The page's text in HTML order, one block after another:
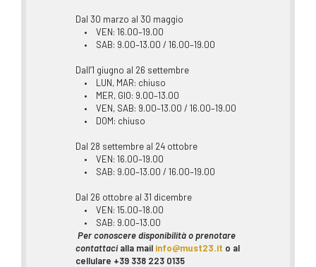
Dal 30 marzo al 30 maggio
• VEN: 16.00–19.00
• SAB: 9.00–13.00 / 16.00–19.00
Dall’1 giugno al 26 settembre
• LUN, MAR: chiuso
• MER, GIO: 9.00–13.00
• VEN, SAB: 9.00–13.00 / 16.00–19.00
• DOM: chiuso
Dal 28 settembre al 24 ottobre
• VEN: 16.00–19.00
• SAB: 9.00–13.00 / 16.00–19.00
Dal 26 ottobre al 31 dicembre
• VEN: 15.00–18.00
• SAB: 9.00–13.00
Per conoscere disponibilità o prenotare
contattacialla mail info@must23.it o al
cellulare +39 338 223 0135